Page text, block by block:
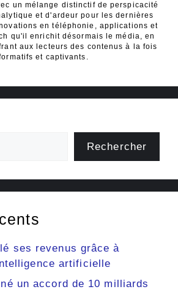
un mélange distinctif de perspicacité
et d'ardeur pour les dernières
en téléphonie, applications et
qu'il enrichit désormais le média, en
aux lecteurs des contenus à la fois
et captivants.
Rechercher
ses revenus grâce à
artificielle
un accord de 10 milliards